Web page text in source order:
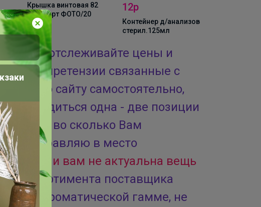
12р
Контейнер д/анализов
стерил.125мл
Крышка винтовая
82(станд) ЗОЛОТО
отслеживайте цены и
стопа претензии связанные с
по сайту самостоятельно,
одна - две позиции
заказ и во сколько Вам
всё отправляю в место
СП, если вам не актуальна вещь
ассортимента поставщика
или ароматической гамме, не